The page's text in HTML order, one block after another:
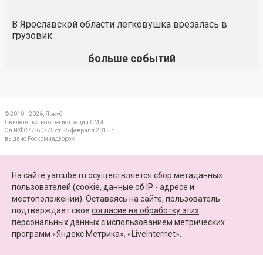
В Ярославской области легковушка врезалась в
грузовик
больше событий
© 2010—2026, Яркуб
Свидетельство о регистрации СМИ:
Эл №ФС77-60775 от 25 февраля 2015 г.
выдано Роскомнадзором
ПАРТНЕРЫ
КАРТА САЙТА
+7 (4852) 64-15-52
На сайте yarcube.ru осуществляется сбор метаданных
пользователей (cookie, данные об IP - адресе и
местоположении). Оставаясь на сайте, пользователь
подтверждает свое согласие на обработку этих
персональных данныхc использованием метрических
программ «Яндекс.Метрика», «LiveInternet».